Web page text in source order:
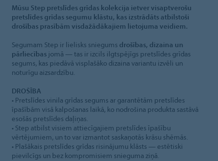
Mūsu Step pretslīdes grīdas kolekcija ietver visaptverošu
pretslīdes grīdas segumu klāstu, kas izstrādāts atbilstoši
drošības prasībām visdažādākajiem lietojuma veidiem.
Segumam Step ir lielisks sniegums drošības, dizaina un
pārliecības jomā — tas ir izcils ilgtspējīgs pretslīdes grīdas
segums, kas piedāvā visplašāko dizaina variantu izvēli un
noturīgu aizsardzību.
DROŠĪBA
• Pretslīdes vinila grīdas segums ar garantētām pretslīdes
īpašībām visā kalpošanas laikā, ko nodrošina produkta sastāvā
esošās pretslīdes daļiņas.
• Step atbilst visiem attiecīgajiem pretslīdes īpašību
vērtējumiem, un to var izmantot saskaņotās krāsu shēmās.
• Plašākais pretslīdes grīdas risinājumu klāsts — estētiski
pievilcīgs un bez kompromisiem snieguma ziņā.